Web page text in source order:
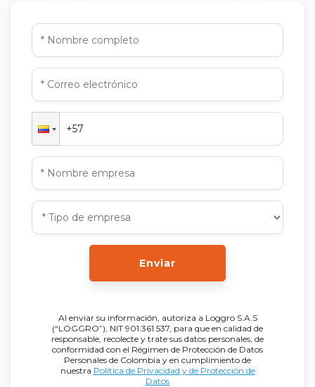
Enviar
Al enviar su información, autoriza a Loggro S.A.S
(“LOGGRO”), NIT 901.361.537, para que en calidad de
responsable, recolecte y trate sus datos personales, de
conformidad con el Régimen de Protección de Datos
Personales de Colombia y en cumplimiento de
nuestra Política de Privacidad y de Protección de
Datos